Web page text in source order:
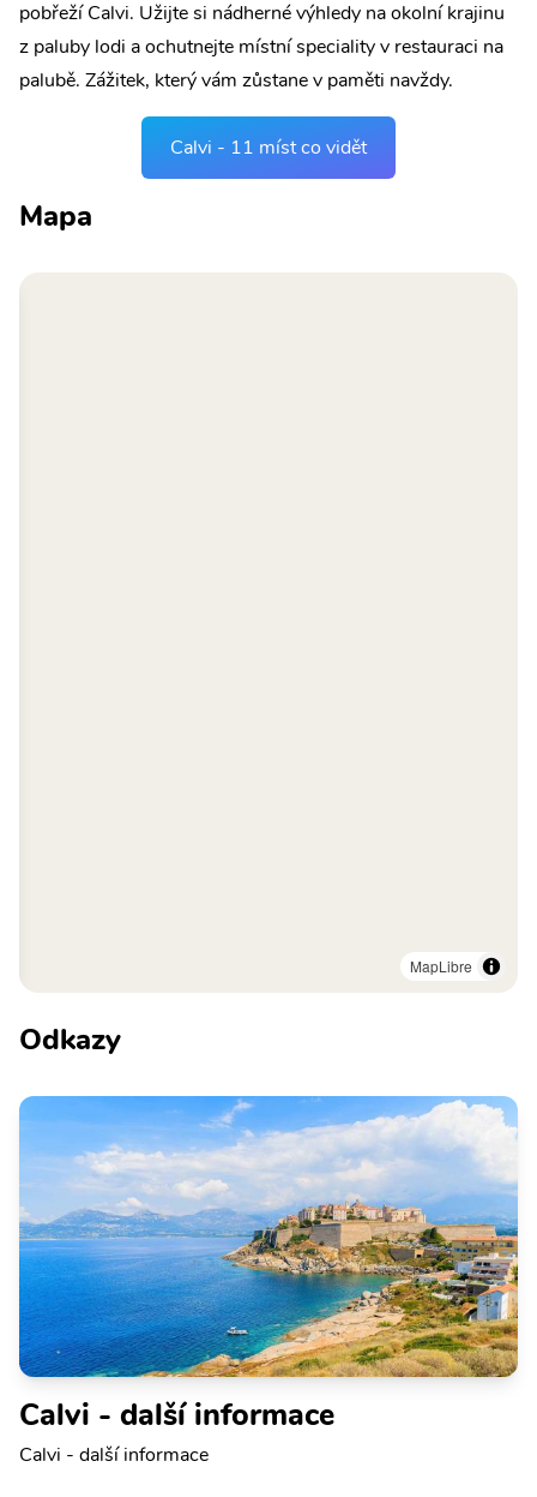
pobřeží Calvi. Užijte si nádherné výhledy na okolní krajinu
z paluby lodi a ochutnejte místní speciality v restauraci na
palubě. Zážitek, který vám zůstane v paměti navždy.
Calvi - 11 míst co vidět
Mapa
MapLibre
Odkazy
Calvi - další informace
Calvi - další informace